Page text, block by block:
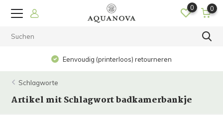
0 0
Eenvoudig (printerloos) retourneren
Schlagworte
Artikel mit Schlagwort badkamerbankje